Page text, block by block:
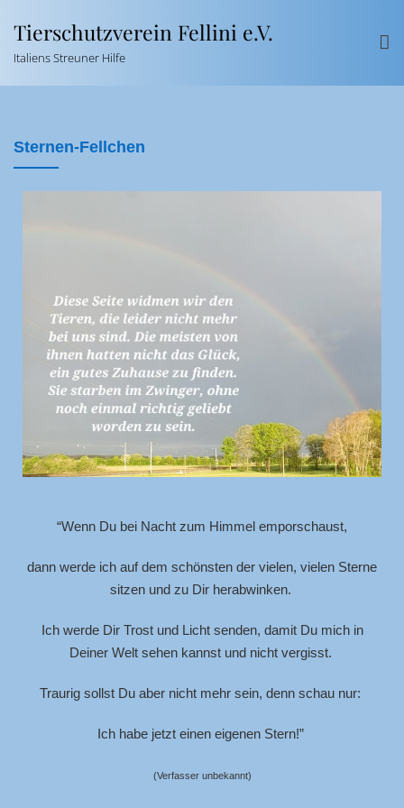
Tierschutzverein Fellini e.V.
Italiens Streuner Hilfe
Sternen-Fellchen
“Wenn Du bei Nacht zum Himmel emporschaust,
dann werde ich auf dem schönsten der vielen, vielen Sterne
sitzen und zu Dir herabwinken.
Ich werde Dir Trost und Licht senden, damit Du mich in
Deiner Welt sehen kannst und nicht vergisst.
Traurig sollst Du aber nicht mehr sein, denn schau nur:
Ich habe jetzt einen eigenen Stern!”
(Verfasser unbekannt)